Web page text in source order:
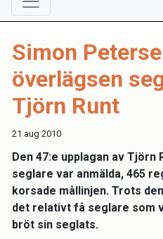
Simon
överlägsen
Tjörn Runt
21 aug 2010
Den 47:e upplagan av Tjörn
seglare var anmälda, 465
korsade mållinjen. Trots
det relativt få seglare som
bröt sin seglats.